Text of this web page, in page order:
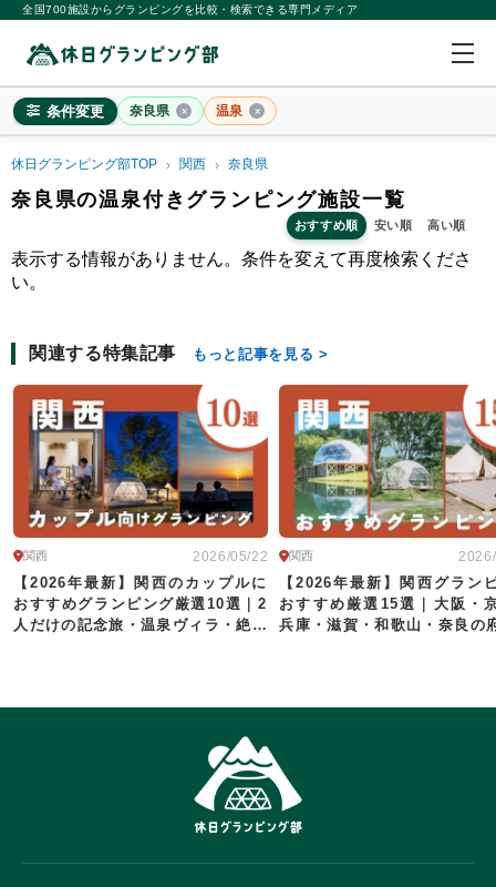
全国700施設からグランピングを比較・検索できる専門メディア
条件変更 奈良県 温泉
2名 × 1室
料金目安※4名利用時の1名最安値
施設タイプ
ドームテント コットンテント コテージ・ロッジ
バンガロー・キャビン 1組限定貸切
特徴・アクティビティ
BBQ サウナ・テントサウナ 焚火・キャンプファイヤー 手持ち花火
温泉 プール 海水浴 ドッグラン 駅から徒歩15分以内
駅から送迎あり
この条件で再検索
休日グランピング部TOP 関西 奈良県
奈良県の温泉付きグランピング施設一覧
おすすめ順 安い順 高い順
表示する情報がありません。条件を変えて再度検索くださ
い。
関連する特集記事 もっと記事を見る
2026/05/22
関西
【2026年最新】関西のカップルに
おすすめグランピング厳選10選｜2
人だけの記念旅・温泉ヴィラ・絶景
関西
【2026年最新】関西グラン
おすすめ厳選15選｜大阪・
兵庫・滋賀・和歌山・奈良の